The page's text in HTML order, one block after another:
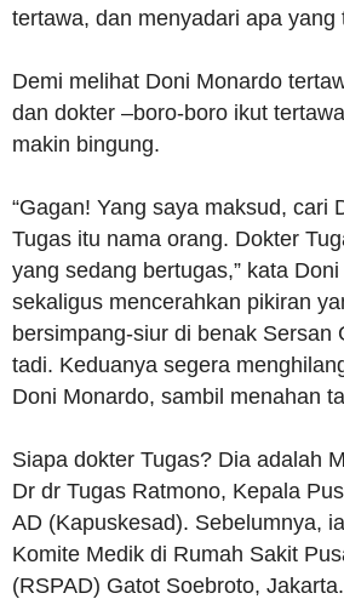
tertawa, dan menyadari apa yang
Demi melihat Doni Monardo
dan dokter –boro-boro ikut
makin bingung.
“Gagan! Yang saya maksud, cari
Tugas itu nama orang. Dokter
yang sedang bertugas,” kata
sekaligus mencerahkan pikiran
bersimpang-siur di benak Sersan
tadi. Keduanya segera
Doni Monardo, sambil menahan
Siapa dokter Tugas? Dia adalah
Dr dr Tugas Ratmono, Kepala
AD (Kapuskesad). Sebelumnya,
Komite Medik di Rumah Sakit
(RSPAD) Gatot Soebroto, Jakarta.